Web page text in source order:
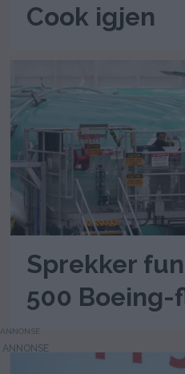
Cook igjen
Sprekker
500 Boeing-
ANNONSE